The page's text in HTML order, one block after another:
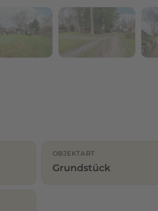
OBJEKTART
Grundstück